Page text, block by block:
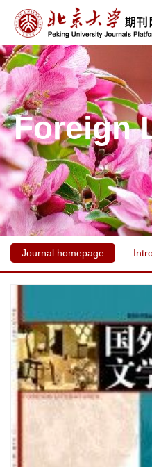
Foreign
Journal homepage